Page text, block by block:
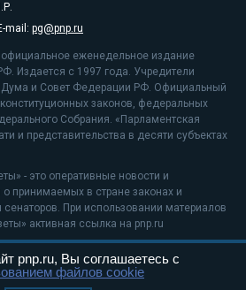
mail: pg@pnp.ru
официальное еженедельное издание
Издается с 1997 года. Учредители
Дума и Совет Федерации РФ. Официальный
законов, федеральных
Собрания. «Парламентская
и представительства в десяти субъектах
- это оперативные новости и
принимаемых в стране законах и
сенаторов. При использовании материалов
активная ссылка на pnp.ru
применяютсярекомендательные
pnp.ru, Вы соглашаетесь с
файлов cookie